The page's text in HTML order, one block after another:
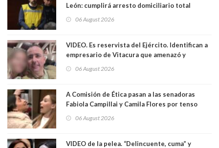
León: cumplirá arresto domiciliario total
06 August 2026
VIDEO. Es reservista del Ejército. Identifican a
empresario de Vitacura que amenazó y
al "ring raja". Se trata de Andrés Arrieta y la
06 August 2026
A Comisión de Ética pasan a las senadoras
Fabiola Campillai y Camila Flores por tenso
06 August 2026
VIDEO de la pelea. “Delincuente, cuma” y